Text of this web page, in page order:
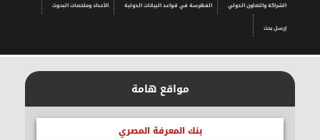
الشراكة والتعاون الدولي الفهرسة في قواعد البيانات الدولية الأعداد وملخصات البحوث
إرسل بحث
مواقع هامة
بنك المعرفة المصري